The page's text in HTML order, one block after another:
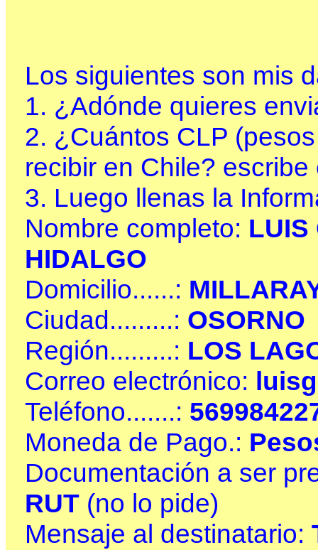
Los siguientes son mis
1. ¿Adónde quieres
2. ¿Cuántos CLP
recibir en Chile?
3. Luego llenas la
Nombre completo: LUIS
HIDALGO
Domicilio......:
Ciudad.........: OSORNO
Región.........: LOS
Correo electrónico:
Teléfono.......:
Moneda de Pago.:
Documentación a ser
RUT (no lo pide)
Mensaje al destinatario: